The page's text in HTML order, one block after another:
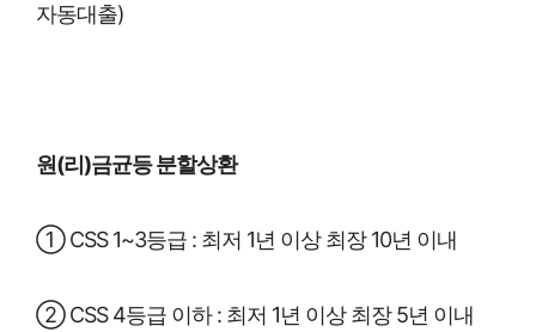
자동대출)
원(리)금균등 분할상환
① CSS 1~3등급 : 최저 1년 이상 최장 10년 이내
② CSS 4등급 이하 : 최저 1년 이상 최장 5년 이내